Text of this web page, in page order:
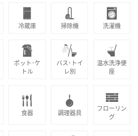
冷蔵庫 掃除機 洗濯機
ポット･ケ
トル
バス･トイ
レ別
温水洗浄便
座
食器 調理器具
フローリン
グ